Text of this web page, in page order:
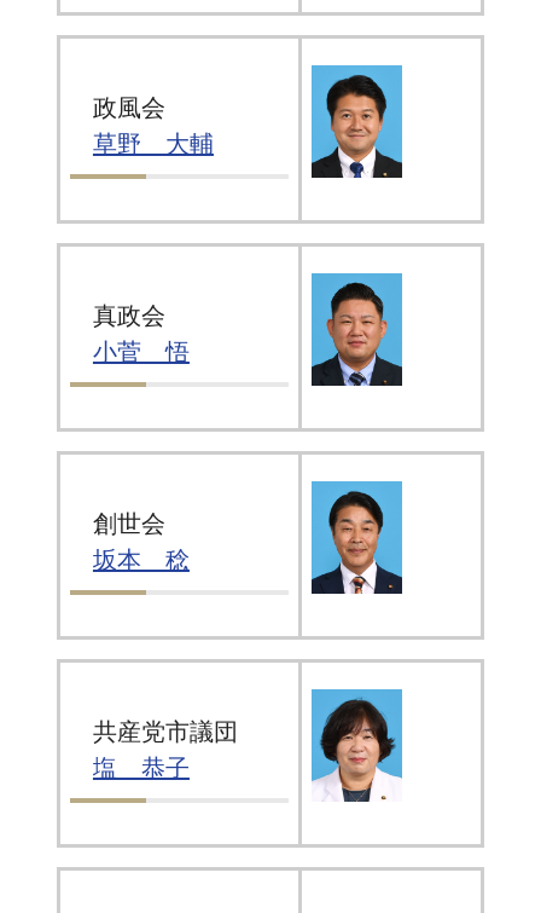
政風会
草野 大輔
真政会
小菅 悟
創世会
坂本 稔
共産党市議団
塩 恭子